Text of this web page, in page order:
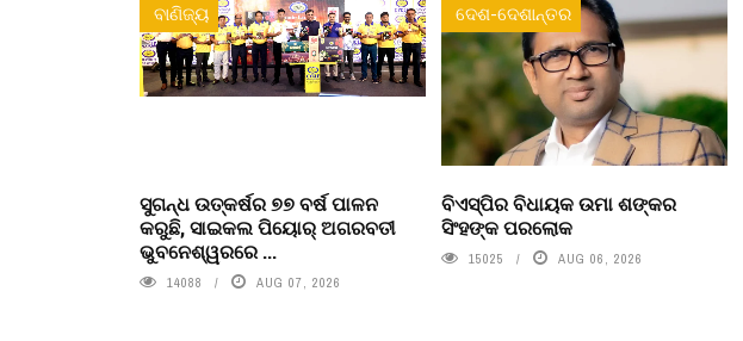
ବାଣିଜ୍ୟ
ସୁଗନ୍ଧ ଉତ୍କର୍ଷର ୭୭ ବର୍ଷ ପାଳନ
କରୁଛି, ସାଇକଲ ପିୟୋର୍‌ ଅଗରବତୀ
ଭୁବନେଶ୍ୱରରେ ...
14088 AUG 07, 2026
ଦେଶ-ଦେଶାନ୍ତର
ବିଏସ୍‌ପିର ବିଧାୟକ ଉମା ଶଙ୍କର
ସିଂହଙ୍କ ପରଲୋକ
15025 AUG 06, 2026